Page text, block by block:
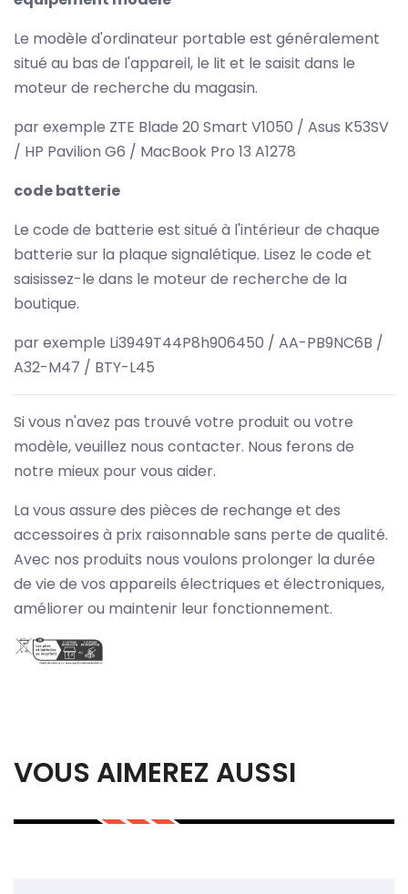
Le modèle d'ordinateur portable est généralement
situé au bas de l'appareil, le lit et le saisit dans le
moteur de recherche du magasin.
par exemple ZTE Blade 20 Smart V1050 / Asus K53SV
/ HP Pavilion G6 / MacBook Pro 13 A1278
code batterie
Le code de batterie est situé à l'intérieur de chaque
batterie sur la plaque signalétique. Lisez le code et
saisissez-le dans le moteur de recherche de la
boutique.
par exemple Li3949T44P8h906450 / AA-PB9NC6B /
A32-M47 / BTY-L45
Si vous n'avez pas trouvé votre produit ou votre
modèle, veuillez nous contacter. Nous ferons de
notre mieux pour vous aider.
La vous assure des pièces de rechange et des
accessoires à prix raisonnable sans perte de qualité.
Avec nos produits nous voulons prolonger la durée
de vie de vos appareils électriques et électroniques,
améliorer ou maintenir leur fonctionnement.
VOUS AIMEREZ AUSSI